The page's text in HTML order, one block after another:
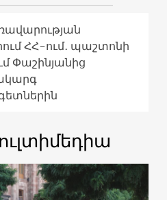
ՀՀ-ում․ պաշտոնի
Փաշինյանից